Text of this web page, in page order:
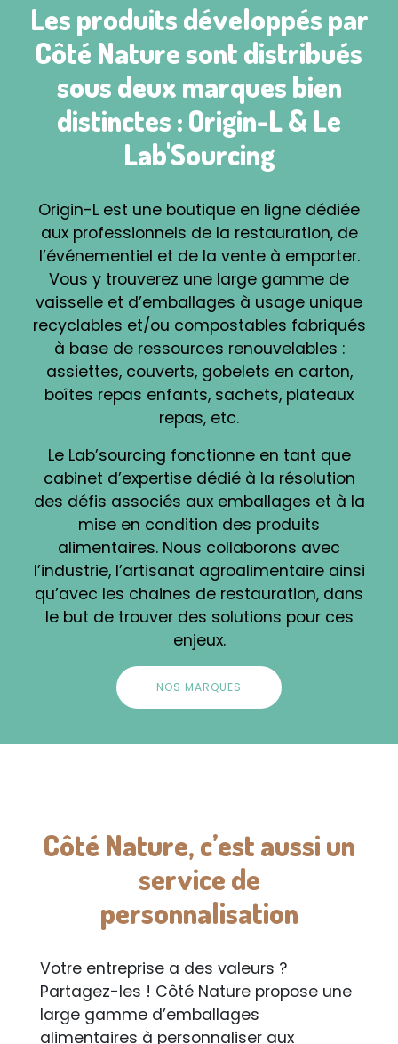
Les produits développés par
Côté Nature sont distribués
sous deux marques bien
distinctes : Origin-L & Le
Lab'Sourcing
Origin-L est une boutique en ligne dédiée
aux professionnels de la restauration, de
l’événementiel et de la vente à emporter.
Vous y trouverez une large gamme de
vaisselle et d’emballages à usage unique
recyclables et/ou compostables fabriqués
à base de ressources renouvelables :
assiettes, couverts, gobelets en carton,
boîtes repas enfants, sachets, plateaux
repas, etc.
Le Lab’sourcing fonctionne en tant que
cabinet d’expertise dédié à la résolution
des défis associés aux emballages et à la
mise en condition des produits
alimentaires. Nous collaborons avec
l’industrie, l’artisanat agroalimentaire ainsi
qu’avec les chaines de restauration, dans
le but de trouver des solutions pour ces
enjeux.
NOS MARQUES
Côté Nature, c’est aussi un
service de
personnalisation
Votre entreprise a des valeurs ?
Partagez-les ! Côté Nature propose une
large gamme d’emballages
alimentaires à personnaliser aux